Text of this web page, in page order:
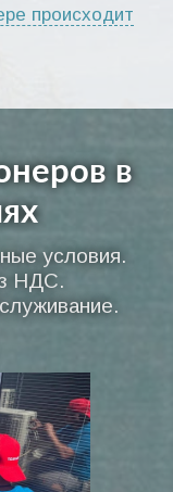
происходит
в
условия.
НДС.